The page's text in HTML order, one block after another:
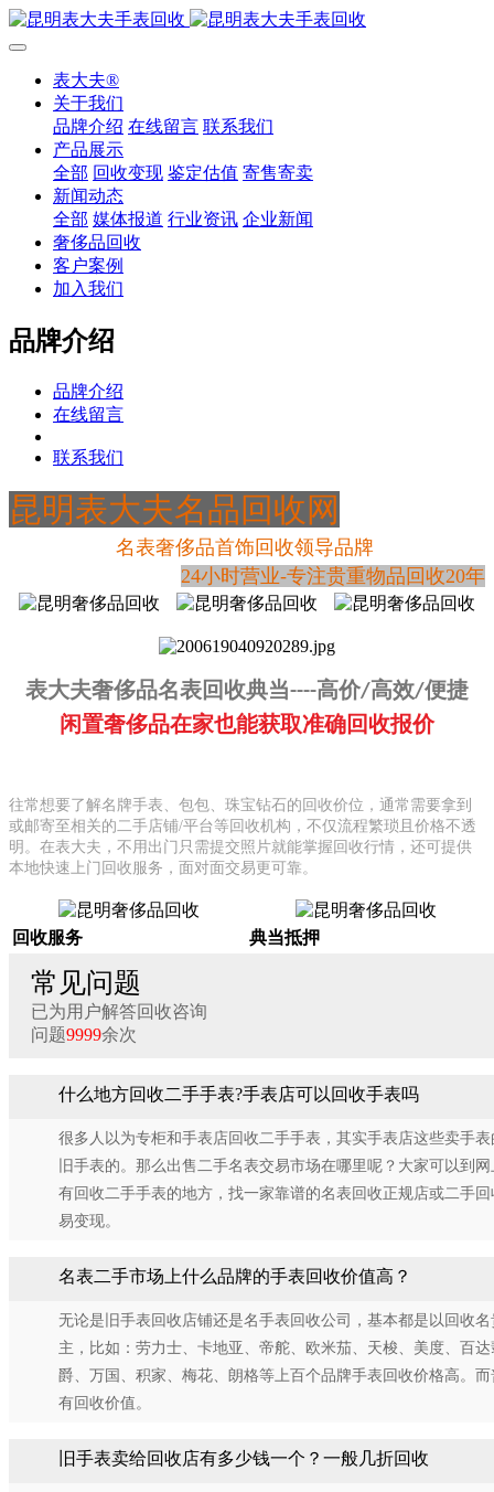
表大夫®
关于我们
品牌介绍 在线留言 联系我们
产品展示
全部 回收变现 鉴定估值 寄售寄卖
新闻动态
全部 媒体报道 行业资讯 企业新闻
奢侈品回收
客户案例
加入我们
品牌介绍
品牌介绍
在线留言
联系我们
昆明表大夫名品回收网
名表奢侈品首饰回收领导品牌
24小时营业-专注贵重物品回收20年
表大夫奢侈品名表回收典当----高价/高效/便捷
闲置奢侈品在家也能获取准确回收报价
往常想要了解名牌手表、包包、珠宝钻石的回收价位，通常需要拿到
或邮寄至相关的二手店铺/平台等回收机构，不仅流程繁琐且价格不透
明。在表大夫，不用出门只需提交照片就能掌握回收行情，还可提供
本地快速上门回收服务，面对面交易更可靠。
回收服务 典当抵押
常见问题
已为用户解答回收咨询
问题9999余次
什么地方回收二手手表?手表店可以回收手表吗
很多人以为专柜和手表店回收二手手表，其实手表店这些卖手
旧手表的。那么出售二手名表交易市场在哪里呢？大家可以到
有回收二手手表的地方，找一家靠谱的名表回收正规店或二手
易变现。
名表二手市场上什么品牌的手表回收价值高？
无论是旧手表回收店铺还是名手表回收公司，基本都是以回收
主，比如：劳力士、卡地亚、帝舵、欧米茄、天梭、美度、百
爵、万国、积家、梅花、朗格等上百个品牌手表回收价格高。
有回收价值。
旧手表卖给回收店有多少钱一个？一般几折回收